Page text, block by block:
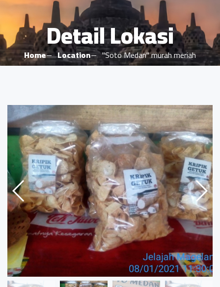
Detail Lokasi
Home Location "Soto Medan" murah meriah